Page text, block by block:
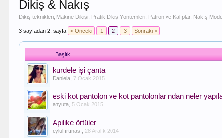
Dikiş & Nakış
Dikiş teknikleri, Makine Dikişi, Pratik Dikiş Yöntemleri, Patron ve Kalıplar. Nakış
3 sayfadan 2. sayfa < Önceki 1 2 3 Sonraki >
Başlık
kurdele işi çanta
Daniela 7 Ocak 2015
eski kot pantolon ve kot pantolonlarından neler
anyuta 5 Ocak 2015
Apilike örtüler
eylülfırtınası 28 Aralık 2014